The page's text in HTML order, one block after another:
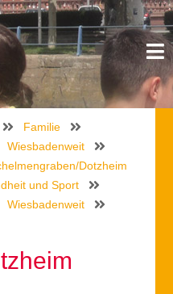
Familie
Wiesbadenweit
Dotzheim
und Sport
Wiesbadenweit